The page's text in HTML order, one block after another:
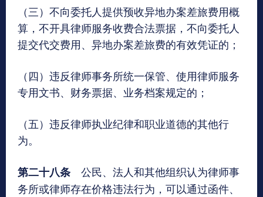
（三）不向委托人提供预收异地办案差旅费用概
算，不开具律师服务收费合法票据，不向委托人
提交代交费用、异地办案差旅费的有效凭证的；
（四）违反律师事务所统一保管、使用律师服务
专用文书、财务票据、业务档案规定的；
（五）违反律师执业纪律和职业道德的其他行
为。
第二十八条 公民、法人和其他组织认为律师事
务所或律师存在价格违法行为，可以通过函件、